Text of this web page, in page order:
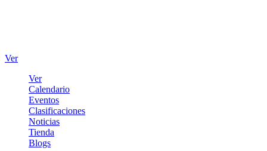
Ver
Ver
Calendario
Eventos
Clasificaciones
Noticias
Tienda
Blogs